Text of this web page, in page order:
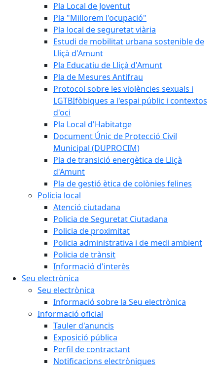
Pla Local de Joventut
Pla "Millorem l'ocupació"
Pla local de seguretat viària
Estudi de mobilitat urbana sostenible de
Lliçà d'Amunt
Pla Educatiu de Lliçà d'Amunt
Pla de Mesures Antifrau
Protocol sobre les violències sexuals i
LGTBIfòbiques a l'espai públic i contextos
d'oci
Pla Local d'Habitatge
Document Únic de Protecció Civil
Municipal (DUPROCIM)
Pla de transició energètica de Lliçà
d'Amunt
Pla de gestió ètica de colònies felines
Policia local
Atenció ciutadana
Policia de Seguretat Ciutadana
Policia de proximitat
Policia administrativa i de medi ambient
Policia de trànsit
Informació d'interès
Seu electrònica
Seu electrònica
Informació sobre la Seu electrònica
Informació oficial
Tauler d'anuncis
Exposició pública
Perfil de contractant
Notificacions electròniques